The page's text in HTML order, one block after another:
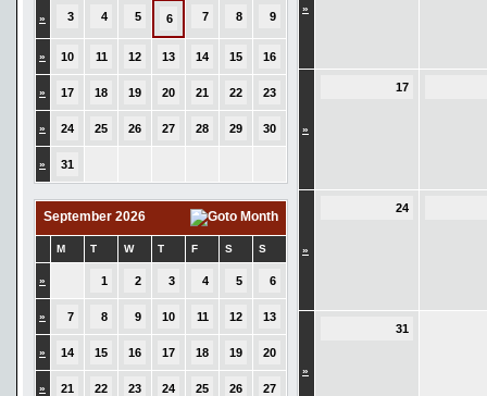
» 3 4 5 6 7 8 9
» 10 11 12 13 14 15 16
» 17 18 19 20 21 22 23
» 24 25 26 27 28 29 30
» 31
September 2026
M T W T F S S
» 1 2 3 4 5 6
» 7 8 9 10 11 12 13
» 14 15 16 17 18 19 20
» 21 22 23 24 25 26 27
»
»
17
»
24
»
31